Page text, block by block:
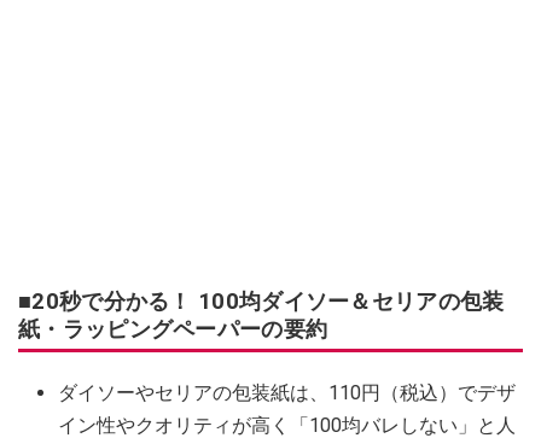
■20秒で分かる！ 100均ダイソー＆セリアの包装
紙・ラッピングペーパーの要約
ダイソーやセリアの包装紙は、110円（税込）でデザ
イン性やクオリティが高く「100均バレしない」と人